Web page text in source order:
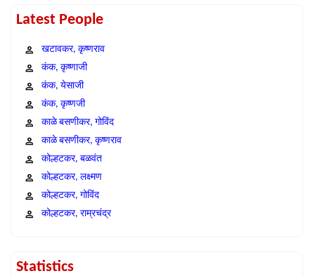
Latest People
खटावकर, कृष्णराव
कंक, कृष्णाजी
कंक, येसाजी
कंक, कृष्णजी
काळे बसणीकर, गोविंद
काळे बसणीकर, कृष्णराव
कोल्हटकर, बळवंत
कोल्हटकर, लक्ष्मण
कोल्हटकर, गोविंद
कोल्हटकर, राम्रचंद्र
Statistics